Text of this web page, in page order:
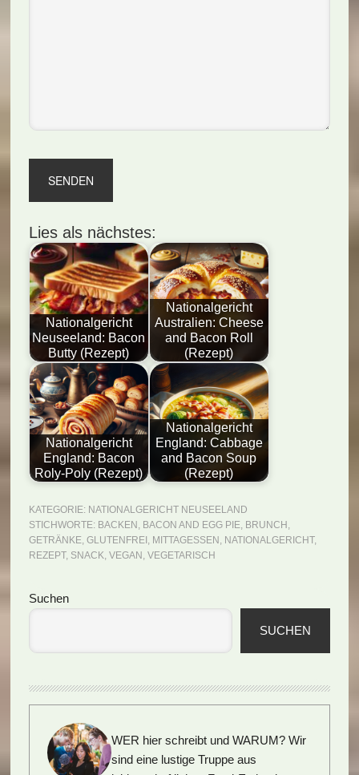
Lies als nächstes:
Nationalgericht
Neuseeland: Bacon
Butty (Rezept)
Nationalgericht
Australien: Cheese
and Bacon Roll
(Rezept)
Nationalgericht
England: Bacon
Roly-Poly (Rezept)
Nationalgericht
England: Cabbage
and Bacon Soup
(Rezept)
KATEGORIE: NATIONALGERICHT NEUSEELAND
STICHWORTE: BACKEN , BACON AND EGG PIE, BRUNCH ,
GETRÄNKE, GLUTENFREI , MITTAGESSEN , NATIONALGERICHT,
REZEPT, SNACK, VEGAN , VEGETARISCH
Seitenspalte
Suchen
SUCHEN
WER hier schreibt und WARUM? Wir
sind eine lustige Truppe aus